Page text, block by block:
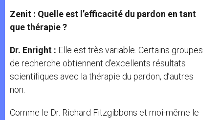
Zenit : Quelle est l’efficacité du pardon en tant
que thérapie ?
Dr. Enright : Elle est très variable. Certains groupes
de recherche obtiennent d’excellents résultats
scientifiques avec la thérapie du pardon, d’autres
non.
Comme le Dr. Richard Fitzgibbons et moi-même le